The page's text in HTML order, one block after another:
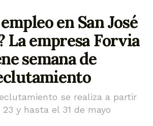
en San José
La empresa Forvia
semana de
se realiza a partir
y hasta el 31 de mayo